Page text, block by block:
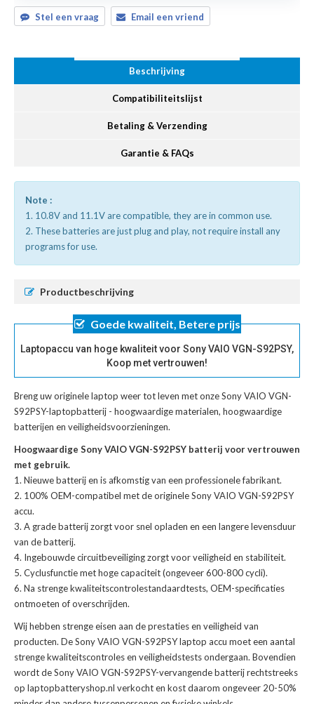
Stel een vraag Email een vriend
Beschrijving
Compatibiliteitslijst
Betaling & Verzending
Garantie & FAQs
Note :
1. 10.8V and 11.1V are compatible, they are in common use.
2. These batteries are just plug and play, not require install any
programs for use.
Productbeschrijving
Goede kwaliteit, Betere prijs
Laptopaccu van hoge kwaliteit voor Sony VAIO VGN-S92PSY,
Koop met vertrouwen!
Breng uw originele laptop weer tot leven met onzeSony VAIO VGN-
S92PSY-laptopbatterij - hoogwaardige materialen, hoogwaardige
batterijen en veiligheidsvoorzieningen.
Hoogwaardige Sony VAIO VGN-S92PSY batterij voor vertrouwen
met gebruik.
Nieuwe batterij en is afkomstig van een professionele fabrikant.
100% OEM-compatibel met deoriginele Sony VAIO VGN-S92PSY
accu.
A grade batterij zorgt voor snel opladen en een langere levensduur
van de batterij.
Ingebouwde circuitbeveiliging zorgt voor veiligheid en stabiliteit.
Cyclusfunctie met hoge capaciteit (ongeveer 600-800 cycli).
Na strenge kwaliteitscontrolestandaardtests, OEM-specificaties
ontmoeten of overschrijden.
Wij hebben strenge eisen aan de prestaties en veiligheid van
producten. DeSony VAIO VGN-S92PSY laptop accu moet een aantal
strenge kwaliteitscontroles en veiligheidstests ondergaan. Bovendien
wordt deSony VAIO VGN-S92PSY-vervangende batterijrechtstreeks
op laptopbatteryshop.nl verkocht en kost daarom ongeveer 20-50%